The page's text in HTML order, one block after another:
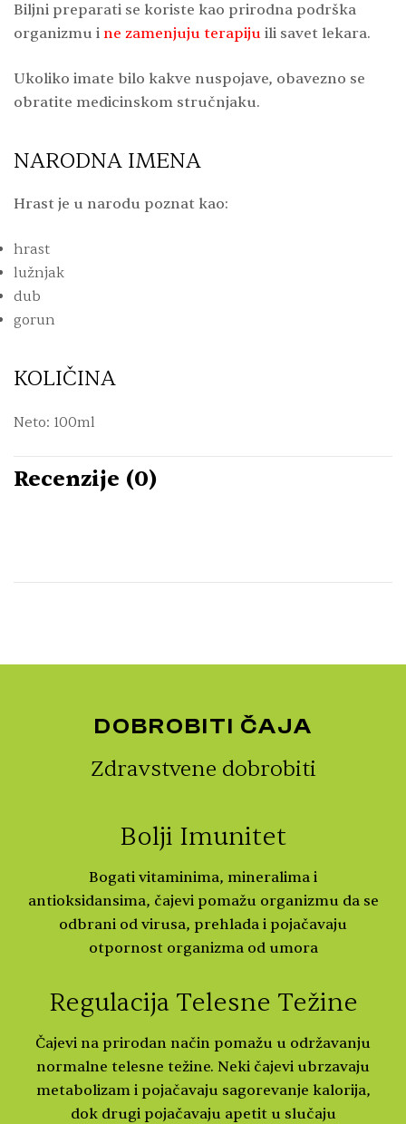
Biljni preparati se koriste kao prirodna podrška
organizmu i ne zamenjuju terapiju ili savet lekara.
Ukoliko imate bilo kakve nuspojave, obavezno se
obratite medicinskom stručnjaku.
NARODNA IMENA
Hrast je u narodu poznat kao:
hrast
lužnjak
dub
gorun
KOLIČINA
Neto: 100ml
Recenzije (0)
DOBROBITI ČAJA
Zdravstvene dobrobiti
Bolji Imunitet
Bogati vitaminima, mineralima i
antioksidansima, čajevi pomažu organizmu da se
odbrani od virusa, prehlada i pojačavaju
otpornost organizma od umora
Regulacija Telesne Težine
Čajevi na prirodan način pomažu u održavanju
normalne telesne težine. Neki čajevi ubrzavaju
metabolizam i pojačavaju sagorevanje kalorija,
dok drugi pojačavaju apetit u slučaju